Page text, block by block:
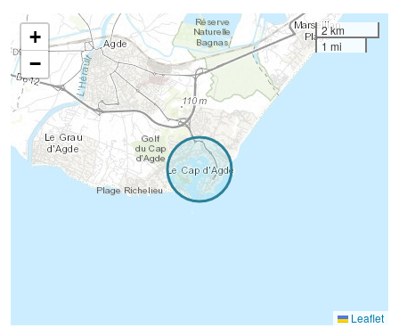
+
−
2 km
1 mi
Leaflet